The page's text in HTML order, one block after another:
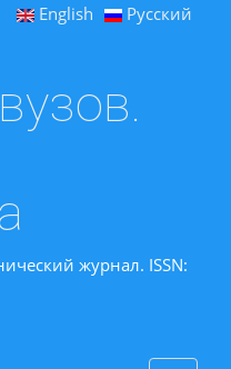
English Русский
журнал. ISSN: